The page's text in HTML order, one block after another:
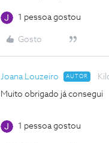
1 pessoa gostou
Gosto
Joana Louzeiro AUTOR
Muito obrigado já consegui
1 pessoa gostou